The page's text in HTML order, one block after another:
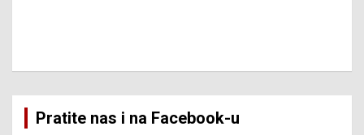
Pratite nas i na Facebook-u